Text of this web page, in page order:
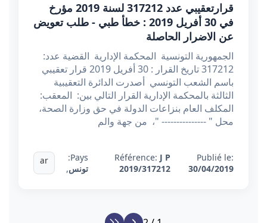
قرارتعقيبي عدد 317212 لسنة 2019 مؤرخ
في 30 أفريل 2019 : خطأ طبي - طلب تعويض
عن الاضرار الحاصلة
الجمهورية التونسية المحكمة الإدارية القضية عدد:
317212 تاريخ القرار : 30 أفريل 2019 قرار تعقيبي
باسم الشعب التونسي أصدرت الدائرة التعقيبية
الثالثة بالمحكمة الإدارية القرار التالي بين: المعقب:
المكلف العام بنزاعات الدولة في حق وزارة الصحة،
محل " --------------- "، من جهة والم
Publié le:
30/04/2019
Référence: J P
2019/317212
Pays:
تونس,
ar